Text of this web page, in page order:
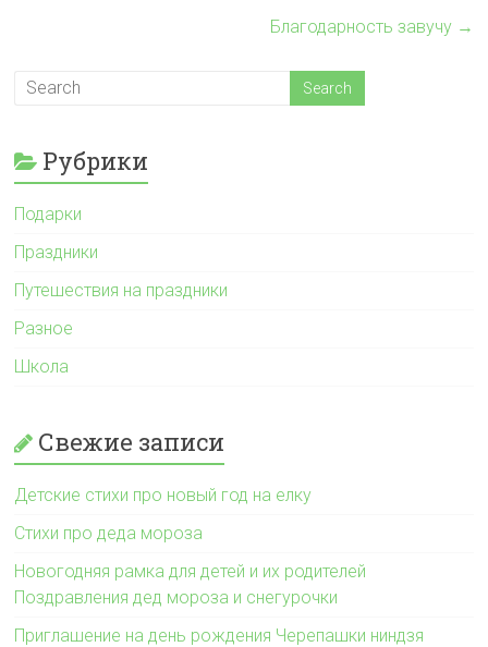
Благодарность завучу →
Рубрики
Подарки
Праздники
Путешествия на праздники
Разное
Школа
Свежие записи
Детские стихи про новый год на елку
Стихи про деда мороза
Новогодняя рамка для детей и их родителей
Поздравления дед мороза и снегурочки
Приглашение на день рождения Черепашки ниндзя